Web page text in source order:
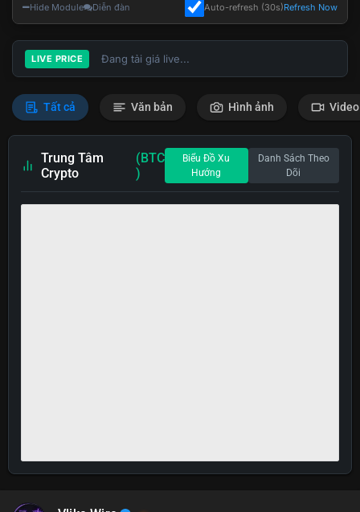
Hide Module Diễn đàn Auto-refresh (30s)Refresh Now
LIVE PRICE Đang tải giá live...
Tất cả Văn bản Hình ảnh Video
Trung Tâm
Crypto
(BTC
)
Biểu Đồ Xu
Hướng
Danh Sách Theo
Dõi